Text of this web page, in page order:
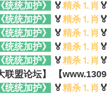
《统统加护》 🏅精杀⒈肖
《统统加护》 🏅精杀⒈肖
《统统加护》 🏅精杀⒈肖
《统统加护》 🏅精杀⒈肖
《统统加护》 🏅精杀⒈肖
联盟论坛】 【
《统统加护》 🏅精杀⒈肖